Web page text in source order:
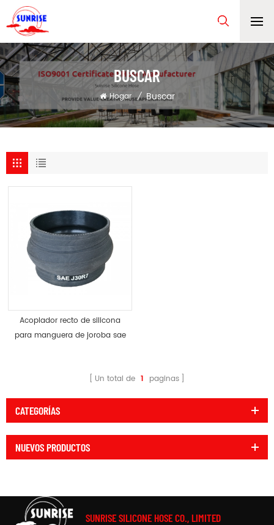
BUSCAR
Hogar / Buscar
Acoplador recto de silicona
para manguera de joroba sae
Un total de 1 paginas
CATEGORÍAS
NUEVOS PRODUCTOS
SUNRISE SILICONE HOSE CO., LIMITED